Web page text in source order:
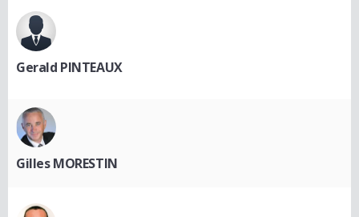
Gerald PINTEAUX
Gilles MORESTIN